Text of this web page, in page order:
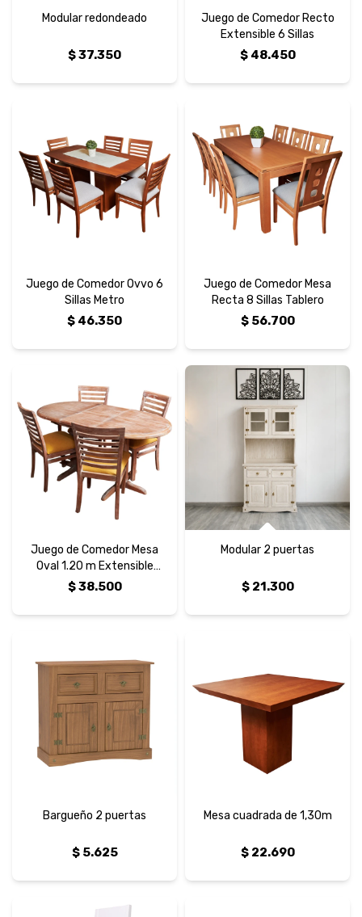
Modular redondeado
$37.350
Juego de Comedor Recto
Extensible 6 Sillas
$ 48.450
Juego de Comedor Ovvo 6
Sillas Metro
$ 46.350
Juego de Comedor Mesa
Recta 8 Sillas Tablero
$ 56.700
Juego de Comedor Mesa
Oval 1.20 m Extensible
Curvo Horizontal
$38.500
Modular 2 puertas
$ 21.300
Bargueño 2 puertas
$ 5.625
Mesa cuadrada de 1,30m
$ 22.690